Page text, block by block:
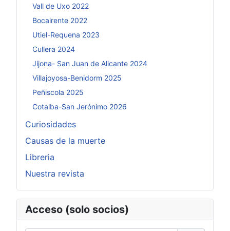
Vall de Uxo 2022
Bocairente 2022
Utiel-Requena 2023
Cullera 2024
Jijona- San Juan de Alicante 2024
Villajoyosa-Benidorm 2025
Peñiscola 2025
Cotalba-San Jerónimo 2026
Curiosidades
Causas de la muerte
Libreria
Nuestra revista
Acceso (solo socios)